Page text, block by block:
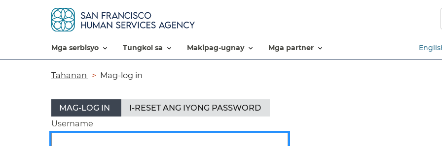
mga serbisyo​​ tungkol sa​​ makipag-ugnay​​ mga partner​​
Breadcrumb​​
Tahanan​​ Mag-log in​​
Mga
pangunahing
MAG-LOG IN
(AKTIBONG
TAB)
I-RESET ANG IYONG PASSWORD​​
Username​​